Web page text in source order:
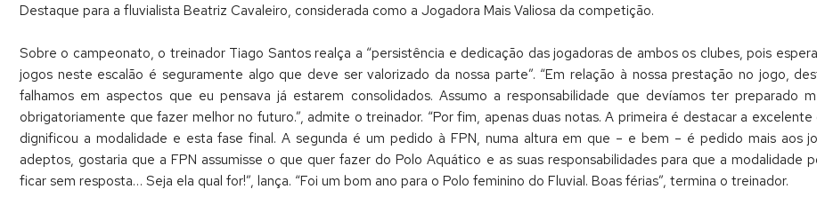
Destaque para a fluvialista Beatriz Cavaleiro, considerada como a Jogadora Mais Valiosa da competição.
Sobre o campeonato, o treinador Tiago Santos realça a “persistência e dedicação das jogadoras de ambos os clubes, pois
jogos neste escalão é seguramente algo que deve ser valorizado da nossa parte”. “Em relação à nossa prestação no jogo,
falhamos em aspectos que eu pensava já estarem consolidados. Assumo a responsabilidade que devíamos ter preparado
obrigatoriamente que fazer melhor no futuro.”, admite o treinador. “Por fim, apenas duas notas. A primeira é destacar a
dignificou a modalidade e esta fase final. A segunda é um pedido à FPN, numa altura em que – e bem – é pedido mais aos
adeptos, gostaria que a FPN assumisse o que quer fazer do Polo Aquático e as suas responsabilidades para que a modalidade
ficar sem resposta… Seja ela qual for!”, lança. “Foi um bom ano para o Polo feminino do Fluvial. Boas férias”, termina o treinador.